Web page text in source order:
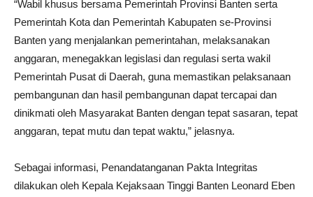
“Wabil khusus bersama Pemerintah Provinsi Banten serta
Pemerintah Kota dan Pemerintah Kabupaten se-Provinsi
Banten yang menjalankan pemerintahan, melaksanakan
anggaran, menegakkan legislasi dan regulasi serta wakil
Pemerintah Pusat di Daerah, guna memastikan pelaksanaan
pembangunan dan hasil pembangunan dapat tercapai dan
dinikmati oleh Masyarakat Banten dengan tepat sasaran, tepat
anggaran, tepat mutu dan tepat waktu,” jelasnya.
Sebagai informasi, Penandatanganan Pakta Integritas
dilakukan oleh Kepala Kejaksaan Tinggi Banten Leonard Eben